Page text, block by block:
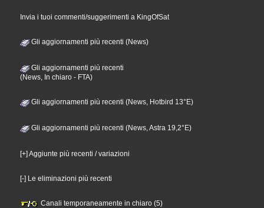
Invia i tuoi commenti/suggerimenti a KingOfSat
Gli aggiornamenti più recenti (News)
Gli aggiornamenti più recenti
(News, In chiaro - FTA)
Gli aggiornamenti più recenti (News, Hotbird 13°E)
Gli aggiornamenti più recenti (News, Astra 19,2°E)
[+] Aggiunte più recenti / variazioni
[-] Le eliminazioni più recenti
Canali temporaneamente in chiaro (5)